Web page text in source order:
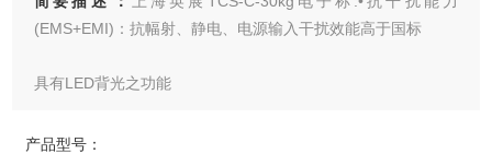
(EMS+EMI)：抗幅射、静电、电源输入干扰效能高于国标
具有LED背光之功能
• 选用含背光功能的大数字显示屏幕，清晰易读
产品型号：